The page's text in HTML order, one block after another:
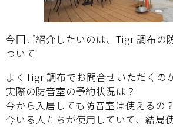
今回ご紹介したいのは、Tigri調布の
ついて
よくTigri調布でお問合せいただくのが
実際の防音室の予約状況は？
今から入居しても防音室は使えるの？
今いる人たちが使用していて、結局